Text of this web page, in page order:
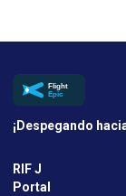
¡Despegando
RIF J
Portal